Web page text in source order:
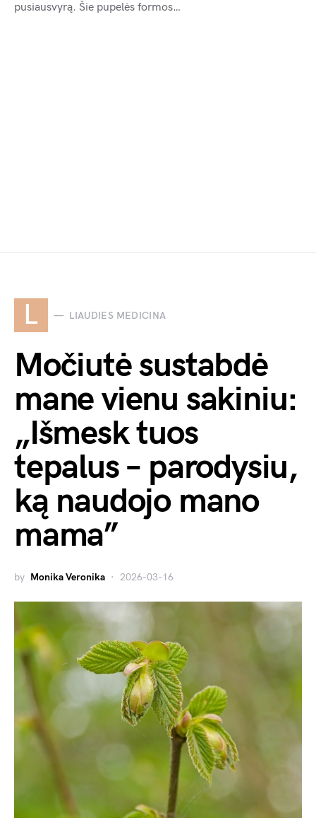
pusiausvyrą. Šie pupelės formos…
L LIAUDIES MEDICINA
Močiutė sustabdė
mane vienu sakiniu:
„Išmesk tuos
tepalus – parodysiu,
ką naudojo mano
mama”
by Monika Veronika 2026-03-16